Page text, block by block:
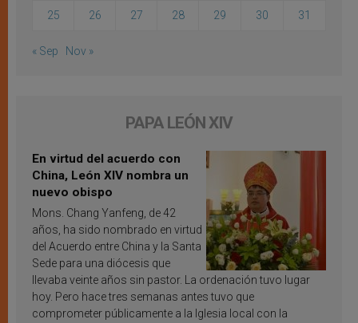
25 26 27 28 29 30 31
« Sep Nov »
PAPA LEÓN XIV
En virtud del acuerdo con
China, León XIV nombra un
nuevo obispo
Mons. Chang Yanfeng, de 42
años, ha sido nombrado en virtud
del Acuerdo entre China y la Santa
Sede para una diócesis que
llevaba veinte años sin pastor. La ordenación tuvo lugar
hoy. Pero hace tres semanas antes tuvo que
comprometer públicamente a la Iglesia local con la